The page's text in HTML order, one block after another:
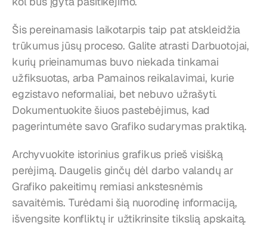
Šis pereinamasis laikotarpis taip pat atskleidžia
trūkumus jūsų proceso. Galite atrasti Darbuotojai,
kurių prieinamumas buvo niekada tinkamai
užfiksuotas, arba Pamainos reikalavimai, kurie
egzistavo neformaliai, bet nebuvo užrašyti.
Dokumentuokite šiuos pastebėjimus, kad
pagerintumėte savo Grafiko sudarymas praktiką.
Archyvuokite istorinius grafikus prieš visišką
perėjimą. Daugelis ginčų dėl darbo valandų ar
Grafiko pakeitimų remiasi ankstesnėmis
savaitėmis. Turėdami šią nuorodinę informaciją,
išvengsite konfliktų ir užtikrinsite tikslią apskaitą.